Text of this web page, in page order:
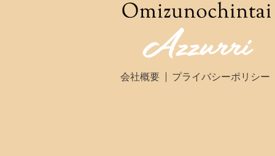
会社概要 プライバシーポリシー